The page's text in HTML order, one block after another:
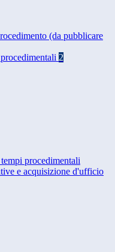
(da pubblicare
2
procedimentali
e acquisizione d'ufficio